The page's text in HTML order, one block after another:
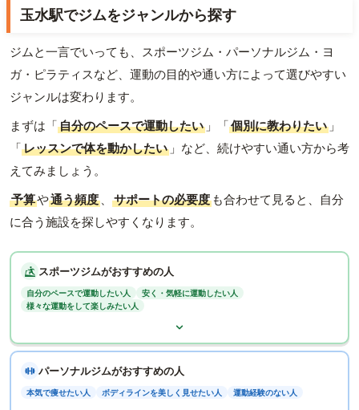
玉水駅でジムをジャンルから探す
ジムと一言でいっても、スポーツジム・パーソナルジム・ヨ
ガ・ピラティスなど、運動の目的や通い方によって選びやすい
ジャンルは変わります。
まずは「自分のペースで運動したい 」「個別に教わりたい 」
「レッスンで体を動かしたい 」など、続けやすい通い方から考
えてみましょう。
予算や通う頻度 、 サポートの必要度 も合わせて見ると、自分
に合う施設を探しやすくなります。
スポーツジムがおすすめの人
自分のペースで運動したい人
安く・気軽に運動したい人
様々な運動をして楽しみたい人
パーソナルジムがおすすめの人
本気で痩せたい人 ボディラインを美しく見せたい人 運動経験のない人